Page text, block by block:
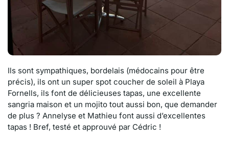
Ils sont sympathiques, bordelais (médocains pour être
précis), ils ont un super spot coucher de soleil à Playa
Fornells, ils font de délicieuses tapas, une excellente
sangria maison et un mojito tout aussi bon, que demander
de plus ? Annelyse et Mathieu font aussi d’excellentes
tapas ! Bref, testé et approuvé par Cédric !